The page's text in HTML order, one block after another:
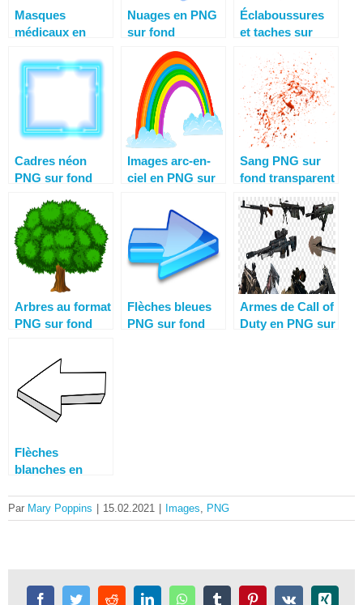
Masques
médicaux en
transparent. 20
meilleurs cliparts
Nuages ​​en PNG
sur fond
transparent –
100 images
gratuites
Éclaboussures
et taches sur
fond transparent
au format PNG
Cadres néon
PNG sur fond
Images arc-en-
ciel en PNG sur
transparent. 100
cliparts gratuits
Sang PNG sur
fond transparent
Arbres au format
PNG sur fond
Images gratuites
Flèches bleues
PNG sur fond
Armes de Call of
Duty en PNG sur
Flèches
blanches en
transparent. 100
clipart gratuit
Par Mary Poppins 15.02.2021 Images, PNG